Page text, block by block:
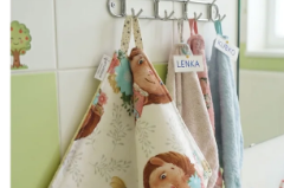
hviezdičiek.